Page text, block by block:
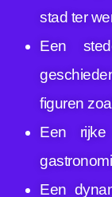
stad ter
Een
figuren
Een
Een